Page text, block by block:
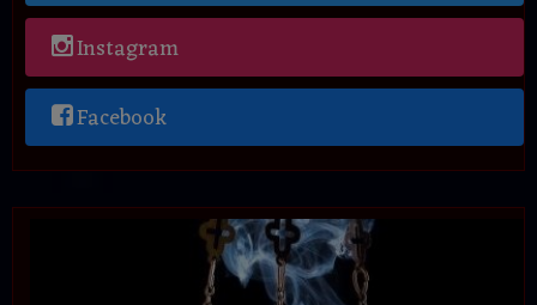
Instagram
Facebook